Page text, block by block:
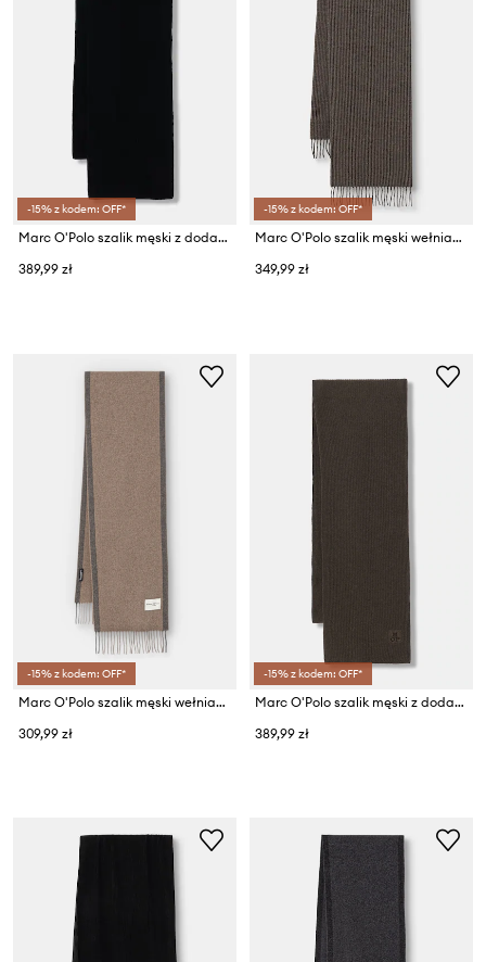
-15% z kodem: OFF*
Marc O'Polo szalik męski z dodatkiem wełny
389,99 zł
-15% z kodem: OFF*
Marc O'Polo szalik męski wełniany
349,99 zł
-15% z kodem: OFF*
Marc O'Polo szalik męski wełniany
309,99 zł
-15% z kodem: OFF*
Marc O'Polo szalik męski z dodatkiem wełny
389,99 zł